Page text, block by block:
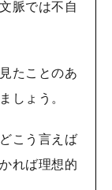
脈では不自
たことのあ
しょう。
こう言えば
れば理想的